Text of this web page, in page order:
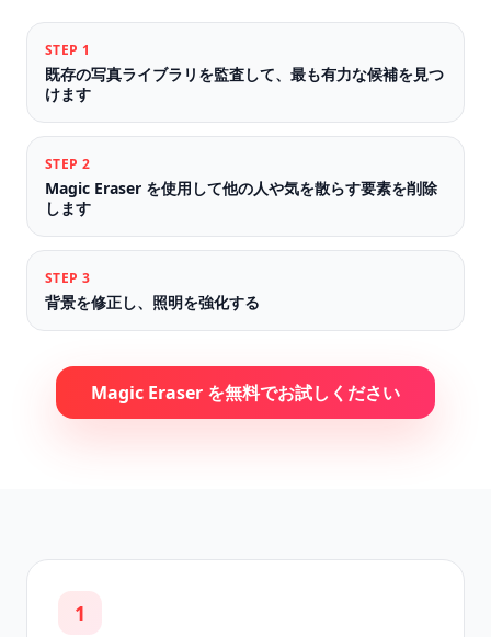
STEP 1
既存の写真ライブラリを監査して、最も有力な候補を見つ
けます
STEP 2
Magic Eraser を使用して他の人や気を散らす要素を削除
します
STEP 3
背景を修正し、照明を強化する
Magic Eraser を無料でお試しください
1